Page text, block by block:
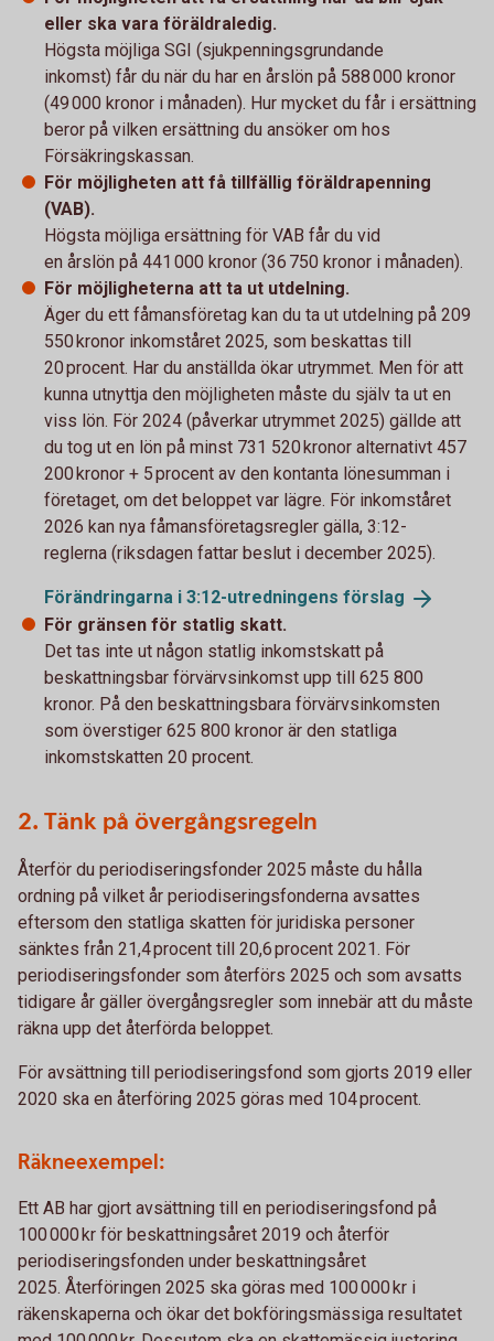
eller ska vara föräldraledig.
Högsta möjliga SGI (sjukpenningsgrundande
inkomst) får du när du har en årslön på 588 000 kronor
(49 000 kronor i månaden). Hur mycket du får i ersättning
beror på vilken ersättning du ansöker om hos
Försäkringskassan.
För möjligheten att få tillfällig föräldrapenning
(VAB).
Högsta möjliga ersättning för VAB får du vid
en årslön på 441 000 kronor (36 750 kronor i månaden).
För möjligheterna att ta ut utdelning.
Äger du ett fåmansföretag kan du ta ut utdelning på 209
550 kronor inkomståret 2025, som beskattas till
20 procent. Har du anställda ökar utrymmet. Men för att
kunna utnyttja den möjligheten måste du själv ta ut en
viss lön. För 2024 (påverkar utrymmet 2025) gällde att
du tog ut en lön på minst 731 520 kronor alternativt 457
200 kronor + 5 procent av den kontanta lönesumman i
företaget, om det beloppet var lägre. För inkomståret
2026 kan nya fåmansföretagsregler gälla, 3:12-
reglerna (riksdagen fattar beslut i december 2025).
Förändringarna i 3:12-utredningens förslag
För gränsen för statlig skatt.
Det tas inte ut någon statlig inkomstskatt på
beskattningsbar förvärvsinkomst upp till 625 800
kronor. På den beskattningsbara förvärvsinkomsten
som överstiger 625 800 kronor är den statliga
inkomstskatten 20 procent.
2. Tänk på övergångsregeln
Återför du periodiseringsfonder 2025 måste du hålla
ordning på vilket år periodiseringsfonderna avsattes
eftersom den statliga skatten för juridiska personer
sänktes från 21,4 procent till 20,6 procent 2021. För
periodiseringsfonder som återförs 2025 och som avsatts
tidigare år gäller övergångsregler som innebär att du måste
räkna upp det återförda beloppet.
För avsättning till periodiseringsfond som gjorts 2019 eller
2020 ska en återföring 2025 göras med 104 procent.
Räkneexempel:
Ett AB har gjort avsättning till en periodiseringsfond på
100 000 kr för beskattningsåret 2019 och återför
periodiseringsfonden under beskattningsåret
2025. Återföringen 2025 ska göras med 100 000 kr i
räkenskaperna och ökar det bokföringsmässiga resultatet